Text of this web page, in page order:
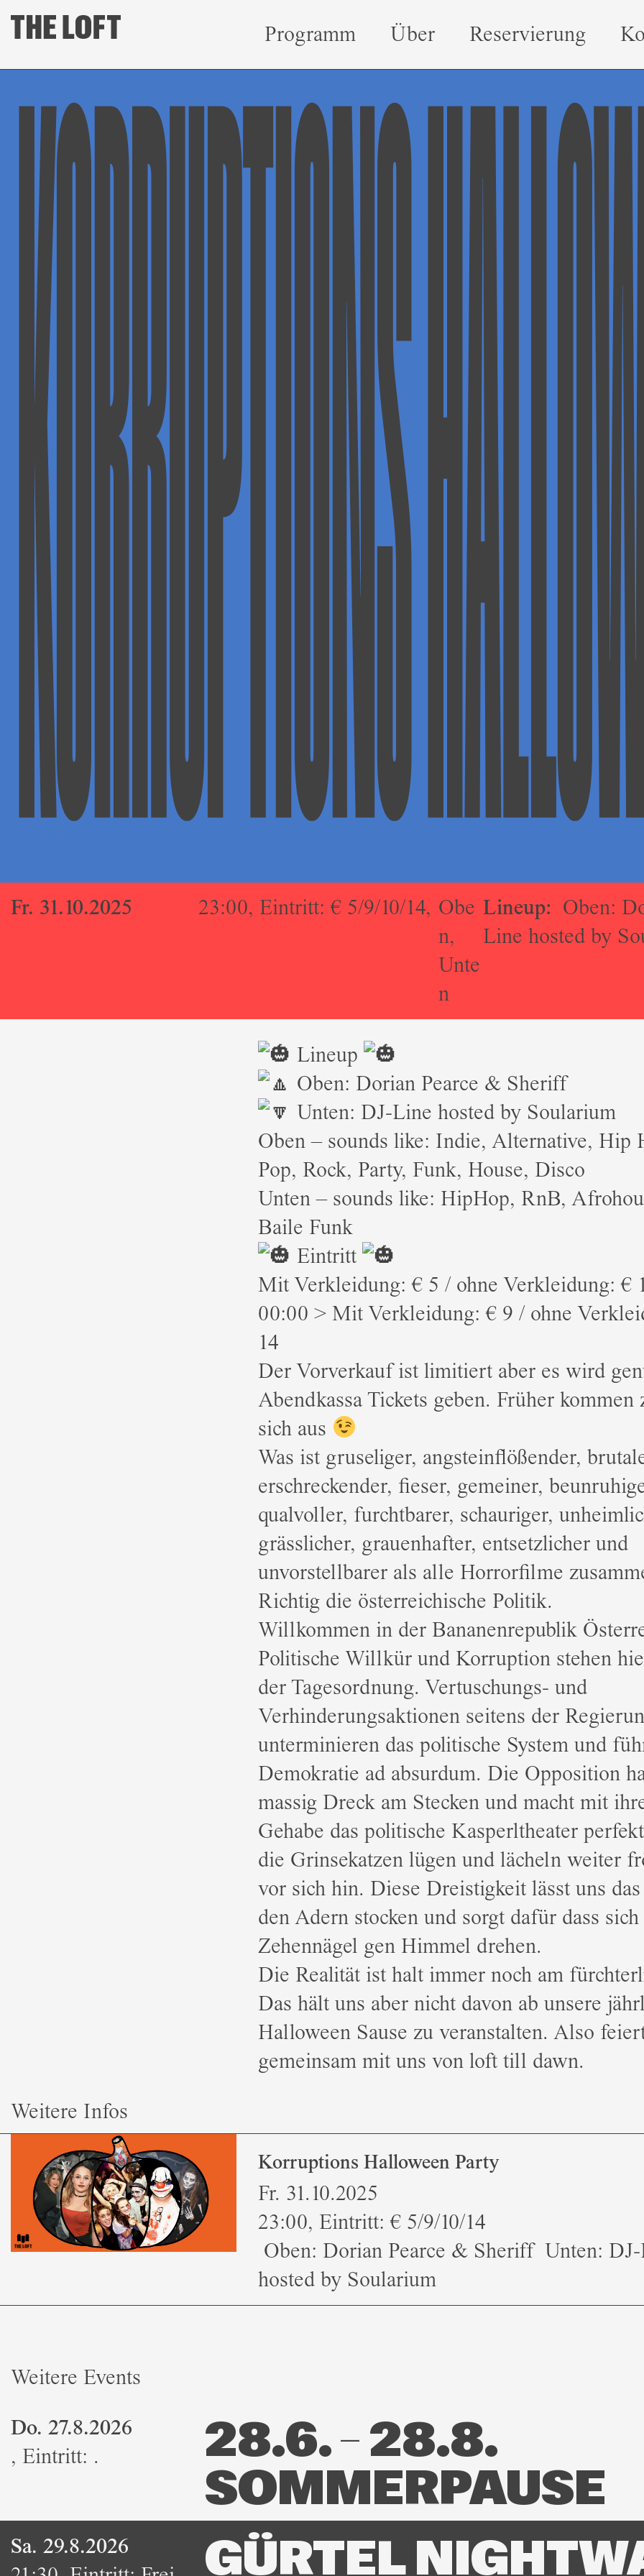
Programm Über Reservierung
KORRUPTIONS
Fr. 31.10.2025 23:00, Eintritt: € 5/9/10/14, Obe
n,
Unte
n
Lineup: Oben:
Line hosted by
Lineup
Oben: Dorian Pearce & Sheriff
Unten: DJ-Line hosted by Soularium
Oben – sounds like: Indie, Alternative, Hip
Pop, Rock, Party, Funk, House, Disco
Unten – sounds like: HipHop, RnB,
Baile Funk
Eintritt
Mit Verkleidung: € 5 / ohne Verkleidung: €
00:00 > Mit Verkleidung: € 9 / ohne
14
Der Vorverkauf ist limitiert aber es wird
Abendkassa Tickets geben. Früher kommen
sich aus
Was ist gruseliger, angsteinflößender,
erschreckender, fieser, gemeiner,
qualvoller, furchtbarer, schauriger,
grässlicher, grauenhafter, entsetzlicher und
unvorstellbarer als alle Horrorfilme
Richtig die österreichische Politik.
Willkommen in der Bananenrepublik
Politische Willkür und Korruption stehen
der Tagesordnung. Vertuschungs- und
Verhinderungsaktionen seitens der
unterminieren das politische System und
Demokratie ad absurdum. Die Opposition
massig Dreck am Stecken und macht mit
Gehabe das politische Kasperltheater
die Grinsekatzen lügen und lächeln weiter
vor sich hin. Diese Dreistigkeit lässt uns
den Adern stocken und sorgt dafür dass sich
Zehennägel gen Himmel drehen.
Die Realität ist halt immer noch am
Das hält uns aber nicht davon ab unsere
Halloween Sause zu veranstalten. Also
gemeinsam mit uns von loft till dawn.
Weitere Infos
Korruptions Halloween Party
Fr. 31.10.2025
23:00, Eintritt: € 5/9/10/14
Oben: Dorian Pearce & Sheriff Unten:
hosted by Soularium
Weitere Events
Do. 27.8.2026
, Eintritt: .
28.6. – 28.8.
SOMMERPAUSE
Sa. 29.8.2026
GÜRTEL